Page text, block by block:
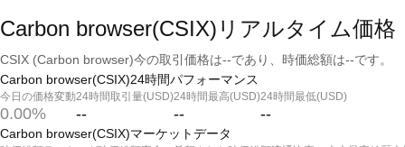
Carbon browser(CSIX)リアルタイム価格
CSIX (Carbon browser)今の取引価格は--であり、時価総額は--です。
Carbon browser(CSIX)24時間パフォーマンス
今日の価格変動
0.00%
24時間取引量(USD)
--
24時間最高(USD)
--
24時間最低(USD)
--
Carbon browser(CSIX)マーケットデータ